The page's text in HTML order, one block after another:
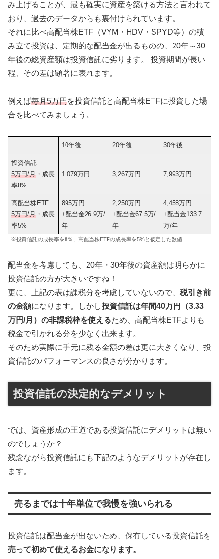
み上げることが、最も確実に資産を築ける方法と言われて
おり、過去のデータからも裏付けられています。
それに比べ高配当株ETF（VYM・HDV・SPYD等）の積
み立て投資は、定期的な配当金が出るものの、20年～30
年後の総資産額は投資信託に劣ります。 投資期間が長い
程、その差は顕著に表れます。
例えば毎月5万円を投資信託と高配当株ETFに投資した場
合を比べてみましょう。
10年後 20年後 30年後
投資信託
5万円/月 ・成長
率8%
1,079万円 3,267万円 7,993万円
高配当株ETF
5万円/月 ・成長
率5%
895万円
+配当金26.9万/
年
2,250万円
+配当金67.5万/
年
4,458万円
+配当金133.7
万/年
※投資信託の成長率を8％、高配当株ETFの成長率を5%と仮定した数値
配当金を考慮しても、20年・30年後の資産額は明らかに
投資信託の方が大きいですね！
更に、上記の表は課税分を考慮していないので、 税引き前
の金額になります。しかし投資信託は年間40万円（3.33
万円/月）の非課税枠を使えるため、高配当株ETFよりも
税金で引かれる分を少なく出来ます。
そのため実際に手元に残る金額の差は更に大きくなり、投
資信託のパフォーマンスの良さが分かります。
投資信託の決定的なデメリット
では、資産形成の王道である投資信託にデメリットは無い
のでしょうか？
残念ながら投資信託にも下記のようなデメリットが存在し
ます。
売るまでは十年単位で我慢を強いられる
投資信託は配当金が出ないため、保有している投資信託を
売って初めて使えるお金になります。